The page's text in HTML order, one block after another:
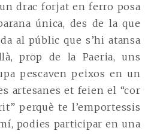
drac forjat en ferro posa
única, des de la que
al públic que s’hi atansa
prop de la Paeria, uns
pescaven peixos en un
artesanes et feien el “cor
perquè te l’emportessis
podies participar en una